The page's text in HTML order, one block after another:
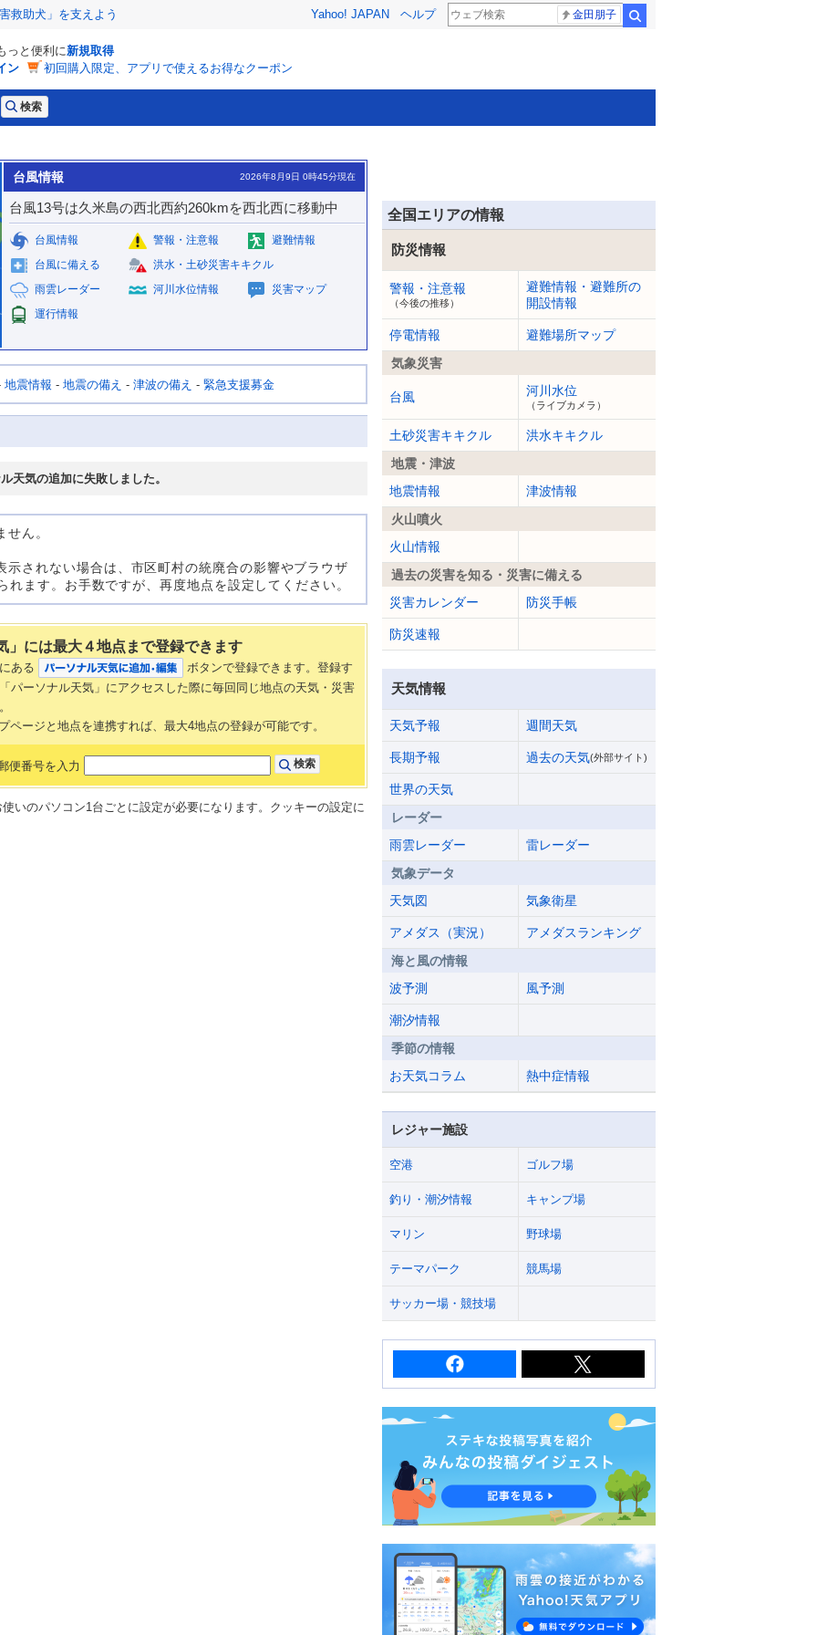
救助犬」を支えよう Yahoo! JAPAN ヘルプ 金田朋子
っと便利に新規取得
ン
初回購入限定、アプリで使えるお得なクーポン
台風情報 2026年8月9日 0時45分現在
台風13号は久米島の西北西約260kmを西北西に移動中
台風情報 警報・注意報
避難情報
台風に備える
洪水・土砂災害キキクル
雨雲レーダー
河川水位情報
災害マップ
運行情報
地震情報 - 地震の備え - 津波の備え - 緊急支援募金
天気の追加に失敗しました。
ん。
示されない場合は、市区町村の統廃合の影響やブラウザ
ます。お手数ですが、再度地点を設定してください。
」には最大４地点まで登録できます
ある
ボタンで登録できます。登録す
パーソナル天気」にアクセスした際に毎回同じ地点の天気・災害
ページと地点を連携すれば、最大4地点の登録が可能です。
便番号を入力
いのパソコン1台ごとに設定が必要になります。クッキーの設定に
全国エリアの情報
防災情報
警報・注意報
（今後の推移）
避難情報・避難所の
開設情報
停電情報
避難場所マップ
気象災害
台風 河川水位
（ライブカメラ）
土砂災害キキクル
洪水キキクル
地震・津波
地震情報
津波情報
火山噴火
火山情報
過去の災害を知る・災害に備える
災害カレンダー
防災手帳
防災速報
天気情報
天気予報 週間天気
長期予報 過去の天気(外部サイト)
世界の天気
レーダー
雨雲レーダー
雷レーダー
気象データ
天気図
気象衛星
アメダス（実況）
アメダスランキング
海と風の情報
波予測
風予測
潮汐情報
季節の情報
お天気コラム
熱中症情報
レジャー施設
空港 ゴルフ場
釣り・潮汐情報 キャンプ場
マリン 野球場
テーマパーク 競馬場
サッカー場・競技場